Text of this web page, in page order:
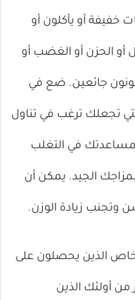
خفيفة أو يأكلون أو
أو الحزن أو الغضب أو
جائعين. ضع في
تجعلك ترغب في تناول
في التغلب
الجيد. يمكن أن
وتجنب زيادة الوزن.
الذين يحصلون على
من أولئك الذين